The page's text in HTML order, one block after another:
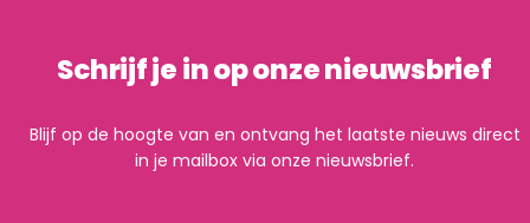
Schrijf je in op onze nieuwsbrief
Blijf op de hoogte van en ontvang het laatste nieuws direct
in je mailbox via onze nieuwsbrief.